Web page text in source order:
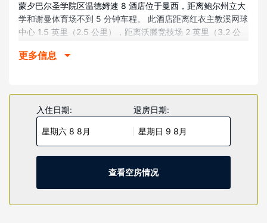
蒙夕巴尔圣学院区温德姆速 8 酒店位于曼西，距离鲍尔州立大
学和谢曼体育场不到 5 分钟车程。 此酒店距离红衣主教溪网球
中心 1.5 英里（2.5 公里），距离沃滕竞技场 2 英里（3.2 公
客房
免费无线网络，方便您与朋友保持联系；有线频道可满足您的
娱乐需求。浴室提供淋浴/盆浴组合和吹风机。便利设施包括书
桌和茶具/咖啡用具，以及带有免费市内通话的电话。
物业设施
您可利用免费 WiFi和自动售货机等便利服务和设施。
每日 06:00 至 09:00 提供免费的外带式早餐。
更多信息
入住日期:
星期六 8 8月
退房日期:
星期日 9 8月
查看空房情况